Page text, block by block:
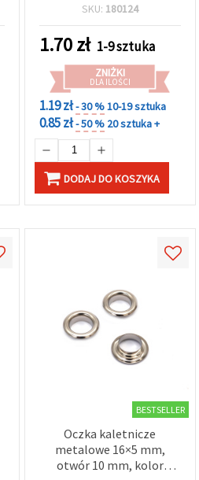
SKU: 180124
1.70zł 1-9 sztuka
ZNIŻKI
DLA ILOŚCI
1.19 zł- 30 %10-19 sztuka
0.85 zł- 50 % 20 sztuka +
DODAJ DO KOSZYKA
BESTSELLER
Oczka kaletnicze
metalowe 16×5 mm,
otwór 10 mm, kolor